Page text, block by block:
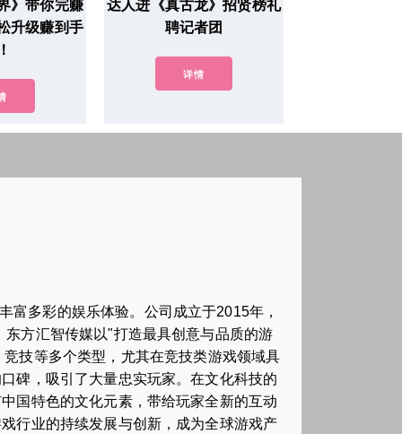
》带你完赚
升级赚到手
达人进《真古龙》招贤榜礼
聘记者团
详情
富多彩的娱乐体验。公司成立于2015年，
方汇智传媒以"打造最具创意与品质的游
技等多个类型，尤其在竞技类游戏领域具
碑，吸引了大量忠实玩家。在文化科技的
国特色的文化元素，带给玩家全新的互动
行业的持续发展与创新，成为全球游戏产